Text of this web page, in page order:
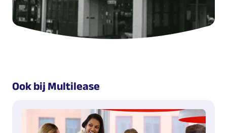
Ook bij Multilease